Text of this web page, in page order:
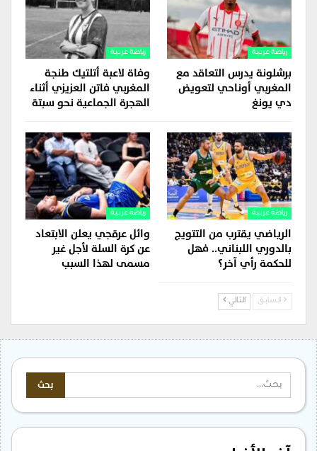
رياضة عربية
برشلونة يدرس التعاقد مع
المغربي أوناحي لتعويض
دي يونغ
رياضة عربية
وفاة لاعبة أتلتيك طنجة
المغربي فاتن العزيزي أثناء
الهجرة الجماعية نحو سبتة
رياضة عربية
الرياضي يقترب من التتويج
بالدوري اللبناني.. فهل
للحكمة رأي آخر؟
رياضة عربية
وائل عرقجي يعلن الابتعاد
عن كرة السلة لأجل غير
مسمى لهذا السبب
السابق التالي